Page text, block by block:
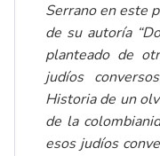
Serrano en este
de su autoría
planteado de
judíos
Historia de un
de la
esos judíos